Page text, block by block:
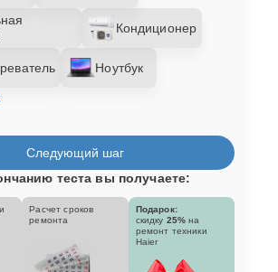
Кондиционер
Ноутбук
Следующий шаг
теста вы получаете:
Расчет сроков
ремонта
Подарок:
скидку 25% на
ремонт техники
Haier